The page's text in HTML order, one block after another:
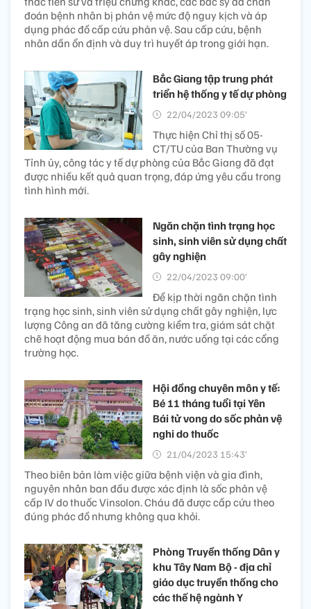
đoán bệnh nhân bị phản vệ mức độ nguy kịch và áp
dụng phác đồ cấp cứu phản vệ. Sau cấp cứu, bệnh
nhân dần ổn định và duy trì huyết áp trong giới hạn.
Bắc Giang tập trung phát
triển hệ thống y tế dự phòng
22/04/2023 09:05’
Thực hiện Chỉ thị số 05-
CT/TU của Ban Thường vụ
Tỉnh ủy, công tác y tế dự phòng của Bắc Giang đã đạt
được nhiều kết quả quan trọng, đáp ứng yêu cầu trong
tình hình mới.
Ngăn chặn tình trạng học
sinh, sinh viên sử dụng chất
gây nghiện
22/04/2023 09:00’
Để kịp thời ngăn chặn tình
trạng học sinh, sinh viên sử dụng chất gây nghiện, lực
lượng Công an đã tăng cường kiểm tra, giám sát chặt
chẽ hoạt động mua bán đồ ăn, nước uống tại các cổng
trường học.
Hội đồng chuyên môn y tế:
Bé 11 tháng tuổi tại Yên
Bái tử vong do sốc phản vệ
nghi do thuốc
21/04/2023 15:43’
Theo biên bản làm việc giữa bệnh viện và gia đình,
nguyên nhân ban đầu được xác định là sốc phản vệ
cấp IV do thuốc Vinsolon. Cháu đã được cấp cứu theo
đúng phác đồ nhưng không qua khỏi.
Phòng Truyền thống Dân y
khu Tây Nam Bộ - địa chỉ
giáo dục truyền thống cho
các thế hệ ngành Y